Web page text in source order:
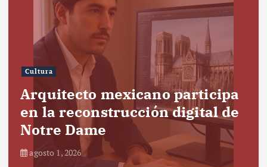
Cultura
Arquitecto mexicano participa
en la reconstrucción digital de
Notre Dame
agosto 1, 2026